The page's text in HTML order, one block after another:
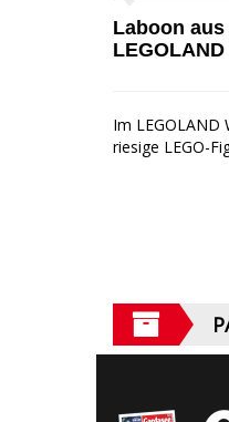
Laboon aus
Im LEGOLAND
riesige LEGO-